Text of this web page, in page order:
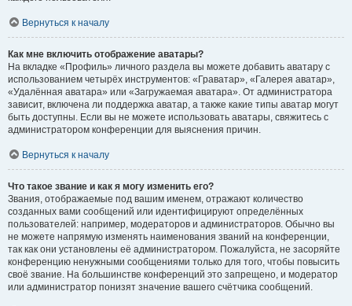
Вернуться к началу
Как мне включить отображение аватары?
На вкладке «Профиль» личного раздела вы можете добавить аватару с
использованием четырёх инструментов: «Граватар», «Галерея аватар»,
«Удалённая аватара» или «Загружаемая аватара». От администратора
зависит, включена ли поддержка аватар, а также какие типы аватар могут
быть доступны. Если вы не можете использовать аватары, свяжитесь с
администратором конференции для выяснения причин.
Вернуться к началу
Что такое звание и как я могу изменить его?
Звания, отображаемые под вашим именем, отражают количество
созданных вами сообщений или идентифицируют определённых
пользователей: например, модераторов и администраторов. Обычно вы
не можете напрямую изменять наименования званий на конференции,
так как они установлены её администратором. Пожалуйста, не засоряйте
конференцию ненужными сообщениями только для того, чтобы повысить
своё звание. На большинстве конференций это запрещено, и модератор
или администратор понизят значение вашего счётчика сообщений.